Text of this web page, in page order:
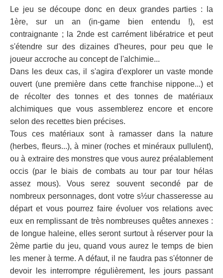
Le jeu se découpe donc en deux grandes parties : la
1ère, sur un an (in-game bien entendu !), est
contraignante ; la 2nde est carrément libératrice et peut
s'étendre sur des dizaines d'heures, pour peu que le
joueur accroche au concept de l'alchimie...
Dans les deux cas, il s'agira d'explorer un vaste monde
ouvert (une première dans cette franchise nippone...) et
de récolter des tonnes et des tonnes de matériaux
alchimiques que vous assemblerez encore et encore
selon des recettes bien précises.
Tous ces matériaux sont à ramasser dans la nature
(herbes, fleurs...), à miner (roches et minéraux pullulent),
ou à extraire des monstres que vous aurez préalablement
occis (par le biais de combats au tour par tour hélas
assez mous). Vous serez souvent secondé par de
nombreux personnages, dont votre s½ur chasseresse au
départ et vous pourrez faire évoluer vos relations avec
eux en remplissant de très nombreuses quêtes annexes :
de longue haleine, elles seront surtout à réserver pour la
2ème partie du jeu, quand vous aurez le temps de bien
les mener à terme. A défaut, il ne faudra pas s'étonner de
devoir les interrompre régulièrement, les jours passant